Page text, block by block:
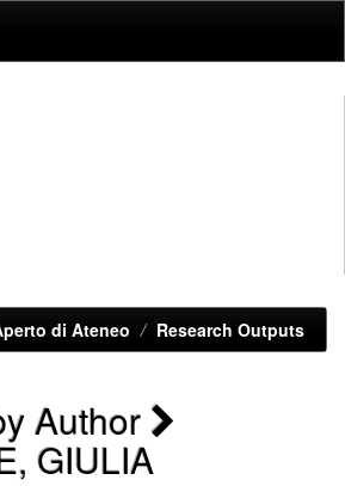
di Ateneo Research Outputs
Author
GIULIA